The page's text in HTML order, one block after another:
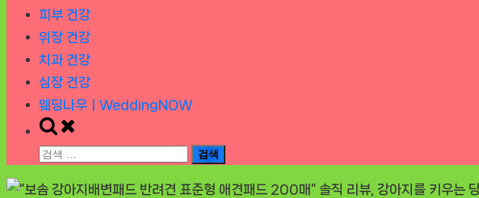
피부 건강
위장 건강
치과 건강
심장 건강
웨딩나우ㅣWeddingNOW
Toggle
search
검